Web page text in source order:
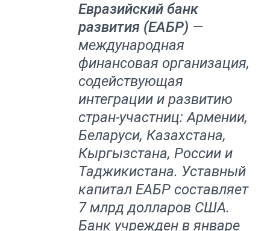
Евразийский банк
развития (ЕАБР) —
международная
финансовая организация,
содействующая
интеграции и развитию
стран-участниц: Армении,
Беларуси, Казахстана,
Кыргызстана, России и
Таджикистана. Уставный
капитал ЕАБР составляет
7 млрд долларов США.
Банк учрежден в январе